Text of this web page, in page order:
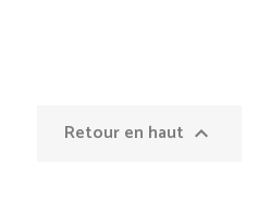
Retour en haut 